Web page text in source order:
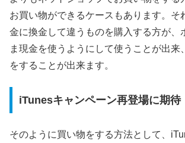
お買い物ができるケースもあります。そ
金に換金して違うものを購入する方が、
ま現金を使うようにして使うことが出来
をすることが出来ます。
iTunesキャンペーン再登場に期待
そのように買い物をする方法として、